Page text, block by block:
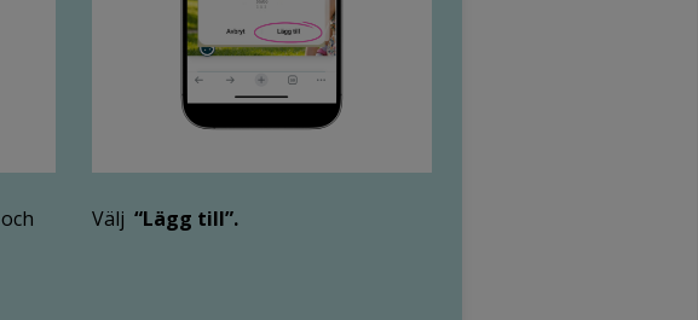
och
Välj “Lägg till”.